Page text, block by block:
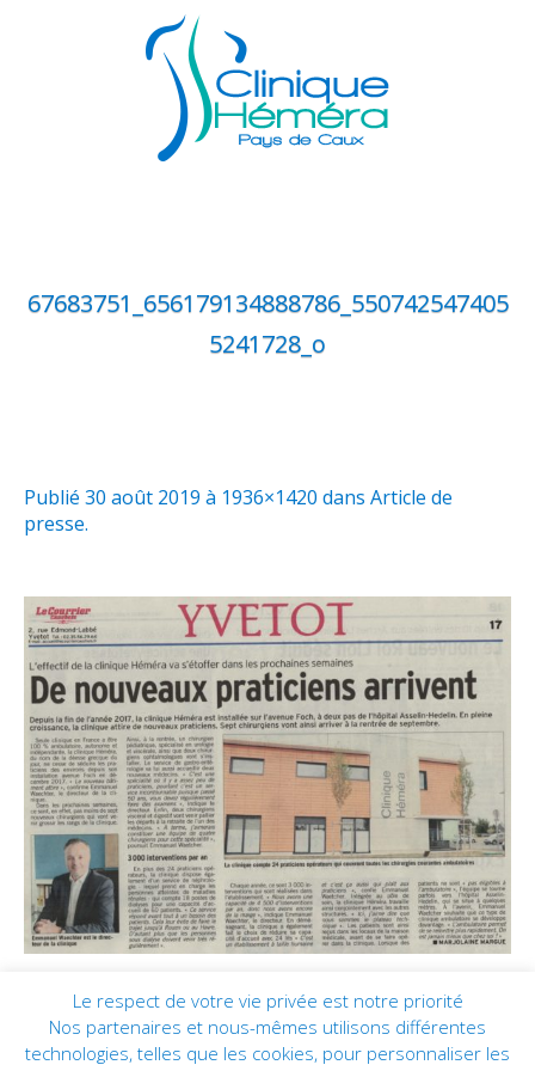
67683751_656179134888786_550742547405
5241728_o
Publié 30 août 2019 à 1936×1420 dans Article de
presse.
Le respect de votre vie privée est notre priorité
Nos partenaires et nous-mêmes utilisons différentes
technologies, telles que les cookies, pour personnaliser les